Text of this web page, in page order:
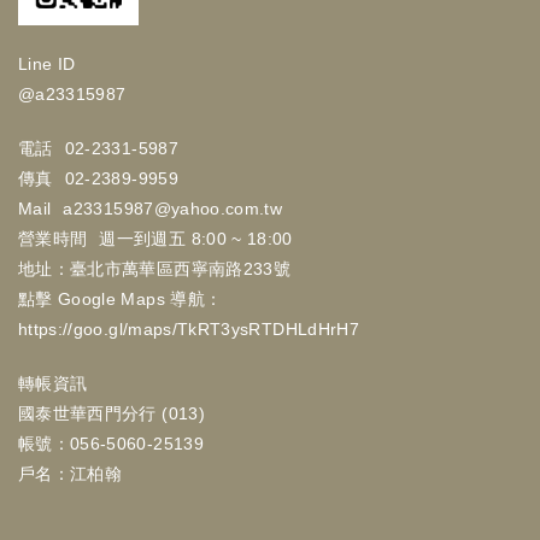
Line ID
@a23315987
電話
02-2331-5987
傳真
02-2389-9959
Mail
a23315987@yahoo.com.tw
營業時間
週一到週五 8:00 ~ 18:00
地址：臺北市萬華區西寧南路233號
點擊 Google Maps 導航：
https://goo.gl/maps/TkRT3ysRTDHLdHrH7
轉帳資訊
國泰世華西門分行 (013)
帳號：056-5060-25139
戶名：江柏翰